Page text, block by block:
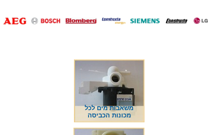
משאבות מים לכל
מכונות הכביסה